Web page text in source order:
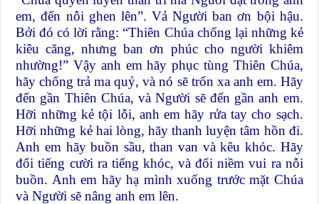
em, đến nỗi ghen lên”. Vả Người ban ơn bội hậu.
Bởi đó có lời rằng: “Thiên Chúa chống lại những kẻ
kiêu căng, nhưng ban ơn phúc cho người khiêm
nhường!” Vậy anh em hãy phục tùng Thiên Chúa,
hãy chống trả ma quỷ, và nó sẽ trốn xa anh em. Hãy
đến gần Thiên Chúa, và Người sẽ đến gần anh em.
Hỡi những kẻ tội lỗi, anh em hãy rửa tay cho sạch.
Hỡi những kẻ hai lòng, hãy thanh luyện tâm hồn đi.
Anh em hãy buồn sầu, than van và kêu khóc. Hãy
đổi tiếng cười ra tiếng khóc, và đổi niềm vui ra nỗi
buồn. Anh em hãy hạ mình xuống trước mặt Chúa
và Người sẽ nâng anh em lên.